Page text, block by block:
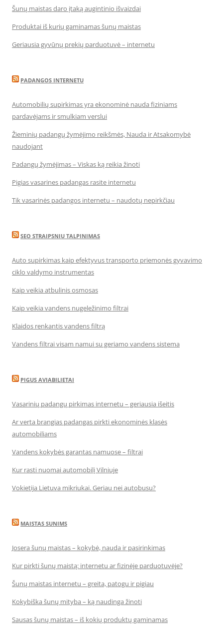
Šunų maistas daro įtaką augintinio išvaizdai
Produktai iš kurių gaminamas šunų maistas
Geriausia gyvūnų prekių parduotuvė – internetu
PADANGOS INTERNETU
Automobilių supirkimas yra ekonominė nauda fiziniams
pardavėjams ir smulkiam verslui
Žieminių padangų žymėjimo reikšmės, Nauda ir Atsakomybė
naudojant
Padangų žymėjimas – Viskas ką reikia žinoti
Pigias vasarines padangas rasite internetu
Tik vasarinės padangos internetu – naudotų nepirkčiau
SEO STRAIPSNIU TALPINIMAS
Auto supirkimas kaip efektyvus transporto priemonės gyvavimo
ciklo valdymo instrumentas
Kaip veikia atbulinis osmosas
Kaip veikia vandens nugeležinimo filtrai
Klaidos renkantis vandens filtrą
Vandens filtrai visam namui su geriamo vandens sistema
PIGUS AVIABILIETAI
Vasarinių padangų pirkimas internetu – geriausia išeitis
Ar verta brangias padangas pirkti ekonominės klasės
automobiliams
Vandens kokybės garantas namuose – filtrai
Kur rasti nuomai automobilį Vilniuje
Vokietija Lietuva mikriukai. Geriau nei autobusu?
MAISTAS SUNIMS
Josera šunų maistas – kokybė, nauda ir pasirinkimas
Kur pirkti šunų maistą: internetu ar fizinėje parduotuvėje?
Šunų maistas internetu – greita, patogu ir pigiau
Kokybiška šunų mityba – ką naudinga žinoti
Sausas šunų maistas – iš kokių produktų gaminamas